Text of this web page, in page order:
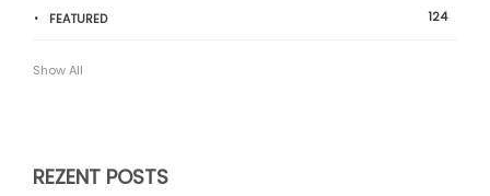
FEATURED 124
Show All
REZENT POSTS